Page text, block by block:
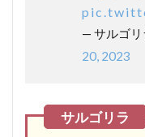
— サルゴリ
20, 2023